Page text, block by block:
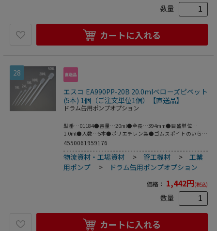
数量
カートに入れる
28
エスコ EA990PP-20B 20.0mlベローズピペット
(5本) 1個（ご注文単位1個）【直送品】
ドラム缶用ポンプオプション
型番…01184●容量…20ml●全長…394mm●目盛単位…
1.0ml●入数…5本●ポリエチレン製●ゴムスポイトのいらな
いピペットです。●梱包サイズ:185×410×39●梱包重量
4550061959176
物流資材・工場資材 >管工機材 > 工業
用ポンプ
> ドラム缶用ポンプオプション
価格： 1,442円(税込)
数量
カートに入れる